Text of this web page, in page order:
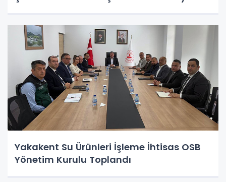
Yakakent Su Ürünleri İşleme İhtisas OSB
Yönetim Kurulu Toplandı